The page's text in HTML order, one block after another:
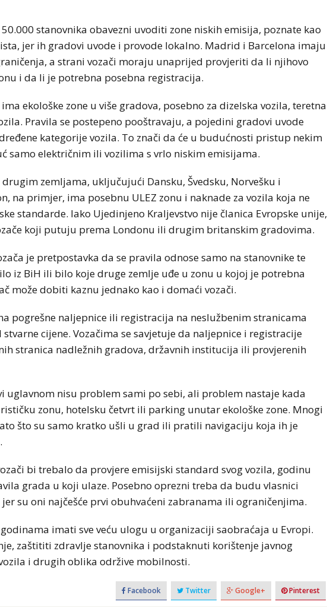
stanovnika obavezni uvoditi zone niskih emisija, poznate kao
jer ih gradovi uvode i provode lokalno. Madrid i Barcelona imaju
a strani vozači moraju unaprijed provjeriti da li njihovo
i da li je potrebna posebna registracija.
ekološke zone u više gradova, posebno za dizelska vozila, teretna
Pravila se postepeno pooštravaju, a pojedini gradovi uvode
kategorije vozila. To znači da će u budućnosti pristup nekim
samo električnim ili vozilima s vrlo niskim emisijama.
zemljama, uključujući Dansku, Švedsku, Norvešku i
na primjer, ima posebnu ULEZ zonu i naknade za vozila koja ne
standarde. Iako Ujedinjeno Kraljevstvo nije članica Evropske unije,
koji putuju prema Londonu ili drugim britanskim gradovima.
je pretpostavka da se pravila odnose samo na stanovnike te
iz BiH ili bilo koje druge zemlje uđe u zonu u kojoj je potrebna
može dobiti kaznu jednako kao i domaći vozači.
pogrešne naljepnice ili registracija na neslužbenim stranicama
cijene. Vozačima se savjetuje da naljepnice i registracije
stranica nadležnih gradova, državnih institucija ili provjerenih
uglavnom nisu problem sami po sebi, ali problem nastaje kada
zonu, hotelsku četvrt ili parking unutar ekološke zone. Mnogi
što su samo kratko ušli u grad ili pratili navigaciju koja ih je
bi trebalo da provjere emisijski standard svog vozila, godinu
grada u koji ulaze. Posebno oprezni treba da budu vlasnici
su oni najčešće prvi obuhvaćeni zabranama ili ograničenjima.
imati sve veću ulogu u organizaciji saobraćaja u Evropi.
zaštititi zdravlje stanovnika i podstaknuti korištenje javnog
i drugih oblika održive mobilnosti.
Facebook Twitter Google+ Pinterest